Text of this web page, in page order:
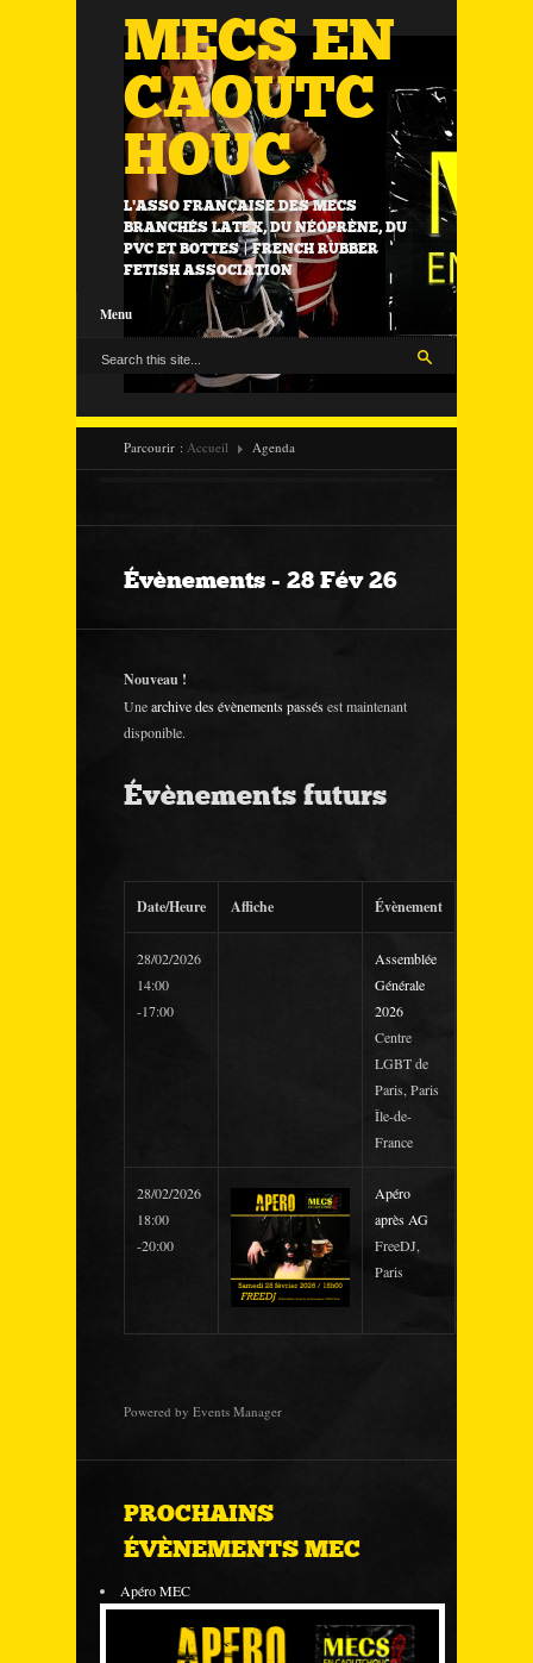
MECS EN
CAOUTC
HOUC
L'ASSO FRANÇAISE DES MECS
BRANCHÉS LATEX, DU NÉOPRÈNE, DU
PVC ET BOTTES | FRENCH RUBBER
FETISH ASSOCIATION
Menu
Parcourir : Accueil Agenda
Évènements - 28 Fév 26
Nouveau !
Unearchive des évènements passésest maintenant
disponible.
Évènements futurs
Date/Heure Affiche Évènement
28/02/2026
14:00
-17:00
Assemblée
Générale
2026
Centre
LGBT de
Paris, Paris
Île-de-
France
28/02/2026
18:00
-20:00
Apéro
après AG
FreeDJ,
Paris
Powered by Events Manager
PROCHAINS
ÉVÈNEMENTS MEC
Apéro MEC